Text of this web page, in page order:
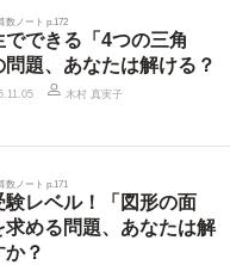
数ノート p.172
でできる「4つの三角
問題、あなたは解ける？
木村 真実子
数ノート p.171
験レベル！「図形の面
求める問題、あなたは解
か？